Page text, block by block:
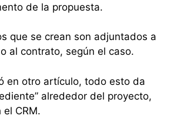
de la propuesta.
que se crean son adjuntados a
al contrato, según el caso.
en otro artículo, todo esto da
alrededor del proyecto,
CRM.